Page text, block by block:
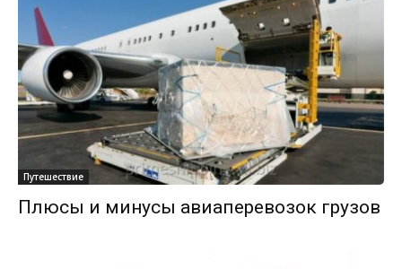
Путешествие
Плюсы и минусы авиаперевозок грузов